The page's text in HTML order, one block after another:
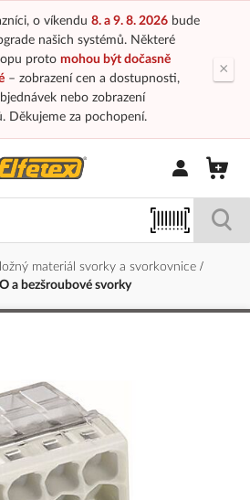
o víkendu 8. a 9. 8. 2026bude
našich systémů. Některé
proto mohou být dočasně
– zobrazení cen a dostupnosti,
nebo zobrazení
Děkujeme za pochopení.
×
Přihlásit/
materiál svorky a svorkovnice
a bezšroubové svorky